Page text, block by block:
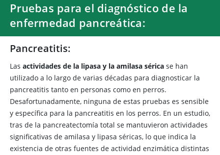
Pruebas para el diagnóstico de la
enfermedad pancreática:
Pancreatitis:
Las actividades de la lipasa y la amilasa sérica se han
utilizado a lo largo de varias décadas para diagnosticar la
pancreatitis tanto en personas como en perros.
Desafortunadamente, ninguna de estas pruebas es sensible
y específica para la pancreatitis en los perros. En un estudio,
tras de la pancreatectomía total se mantuvieron actividades
significativas de amilasa y lipasa séricas, lo que indica la
existencia de otras fuentes de actividad enzimática distintas